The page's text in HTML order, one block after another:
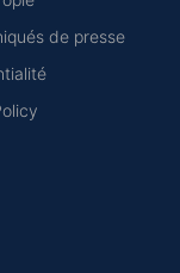
de presse